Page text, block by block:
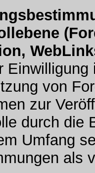
von
zur
durch die
Umfang
als